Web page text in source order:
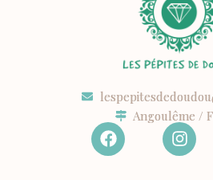
Angoulême /
F
a
c
I
n
s